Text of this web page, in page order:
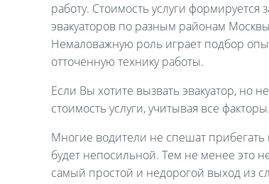
работу. Стоимость услуги
эвакуаторов по разным районам
Немаловажную роль играет подбор
отточенную технику работы.
Если Вы хотите вызвать эвакуатор, но
стоимость услуги, учитывая все факторы.
Многие водители не спешат прибегать
будет непосильной. Тем не менее это
самый простой и недорогой выход из